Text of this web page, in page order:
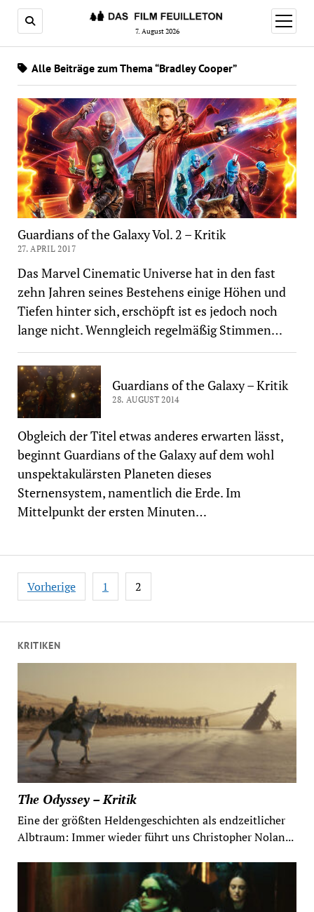
7. August 2026
Menü
öffnen
KRITIKEN
The Odyssey – Kritik
Eine der größten Heldengeschichten als endzeitlicher
Albtraum: Immer wieder führt uns Christopher Nolan...
Alle Beiträge zum Thema “Bradley Cooper”
Guardians of the Galaxy Vol. 2 – Kritik
27. APRIL 2017
Das Marvel Cinematic Universe hat in den fast
zehn Jahren seines Bestehens einige Höhen und
Tiefen hinter sich, erschöpft ist es jedoch noch
lange nicht. Wenngleich regelmäßig Stimmen…
Guardians of the Galaxy – Kritik
28. AUGUST 2014
Obgleich der Titel etwas anderes erwarten lässt,
beginnt Guardians of the Galaxy auf dem wohl
unspektakulärsten Planeten dieses
Sternensystem, namentlich die Erde. Im
Mittelpunkt der ersten Minuten…
Seitennummerierung
der
Vorherige 1 2